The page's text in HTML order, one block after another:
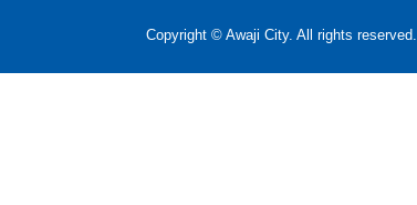
Copyright © Awaji City. All rights reserved.